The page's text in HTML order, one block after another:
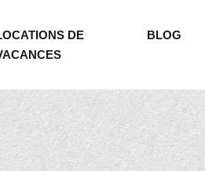
DE
BLOG